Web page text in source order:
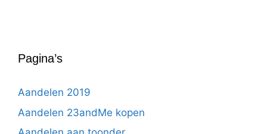
Pagina’s
Aandelen 2019
Aandelen 23andMe kopen